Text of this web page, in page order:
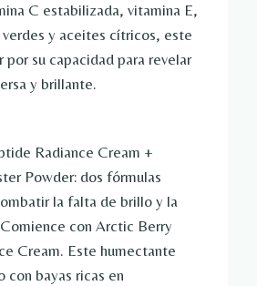
C estabilizada, vitamina E,
y aceites cítricos, este
por su capacidad para revelar
y brillante.
Radiance Cream +
Powder: dos fórmulas
la falta de brillo y la
con Arctic Berry
Cream. Este humectante
con bayas ricas en